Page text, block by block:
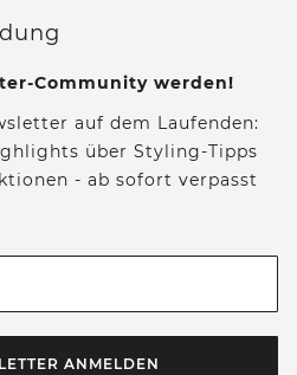
Community werden!
auf dem Laufenden:
über Styling-Tipps
- ab sofort verpasst
ANMELDEN